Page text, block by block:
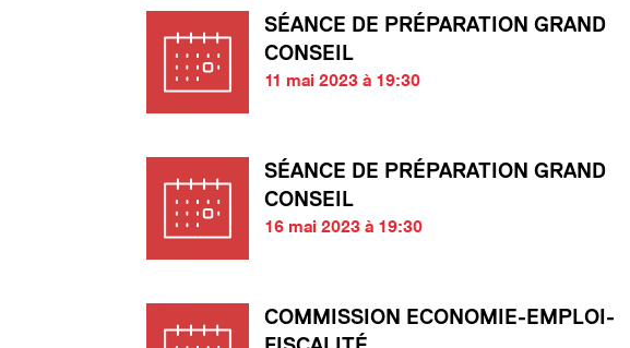
SÉANCE DE PRÉPARATION GRAND
CONSEIL
11 mai 2023 à 19:30
SÉANCE DE PRÉPARATION GRAND
CONSEIL
16 mai 2023 à 19:30
COMMISSION ECONOMIE-EMPLOI-